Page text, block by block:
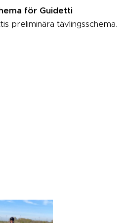
för Guidetti
preliminära tävlingsschema.